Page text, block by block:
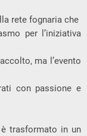
rete fognaria che
per l’iniziativa
ma l’evento
con passione e
trasformato in un